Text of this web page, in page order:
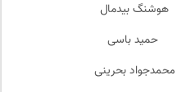
هوشنگ بیدمال
حمید باسی
محمدجواد بحرینی